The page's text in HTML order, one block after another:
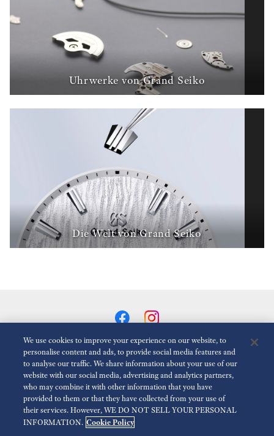
Uhrwerke von Grand Seiko
Die Welt von Grand Seiko
Animationen Reduzieren Deaktiviert
Für die presse Nutzungsbedingungen Datenschutzbestimmungen
Impressum Barrierefreiheit
We use cookies to improve your experience on our website, to
personalise content and ads, to provide social media features and
to analyse our traffic. We share information about your use of our
website with our social media, advertising and analytics partners,
who may combine it with other information that you have
provided to them or that they have collected from your use of
their services. However, WE DO NOT SELL YOUR PERSONAL
INFORMATION. Cookie Policy